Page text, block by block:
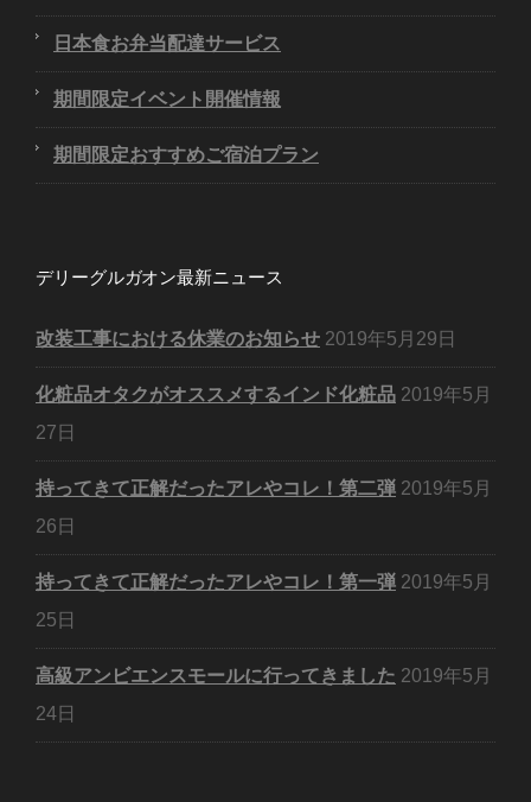
日本食お弁当配達サービス
期間限定イベント開催情報
期間限定おすすめご宿泊プラン
デリーグルガオン最新ニュース
改装工事における休業のお知らせ 2019年5月29日
化粧品オタクがオススメするインド化粧品 2019年5月
27日
持ってきて正解だったアレやコレ！第二弾 2019年5月
26日
持ってきて正解だったアレやコレ！第一弾 2019年5月
25日
高級アンビエンスモールに行ってきました 2019年5月
24日